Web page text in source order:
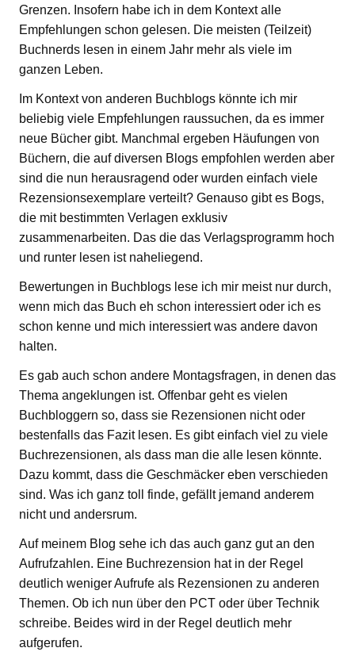
Grenzen. Insofern habe ich in dem Kontext alle
Empfehlungen schon gelesen. Die meisten (Teilzeit)
Buchnerds lesen in einem Jahr mehr als viele im
ganzen Leben.
Im Kontext von anderen Buchblogs könnte ich mir
beliebig viele Empfehlungen raussuchen, da es immer
neue Bücher gibt. Manchmal ergeben Häufungen von
Büchern, die auf diversen Blogs empfohlen werden aber
sind die nun herausragend oder wurden einfach viele
Rezensionsexemplare verteilt? Genauso gibt es Bogs,
die mit bestimmten Verlagen exklusiv
zusammenarbeiten. Das die das Verlagsprogramm hoch
und runter lesen ist naheliegend.
Bewertungen in Buchblogs lese ich mir meist nur durch,
wenn mich das Buch eh schon interessiert oder ich es
schon kenne und mich interessiert was andere davon
halten.
Es gab auch schon andere Montagsfragen, in denen das
Thema angeklungen ist. Offenbar geht es vielen
Buchbloggern so, dass sie Rezensionen nicht oder
bestenfalls das Fazit lesen. Es gibt einfach viel zu viele
Buchrezensionen, als dass man die alle lesen könnte.
Dazu kommt, dass die Geschmäcker eben verschieden
sind. Was ich ganz toll finde, gefällt jemand anderem
nicht und andersrum.
Auf meinem Blog sehe ich das auch ganz gut an den
Aufrufzahlen. Eine Buchrezension hat in der Regel
deutlich weniger Aufrufe als Rezensionen zu anderen
Themen. Ob ich nun über den PCT oder über Technik
schreibe. Beides wird in der Regel deutlich mehr
aufgerufen.